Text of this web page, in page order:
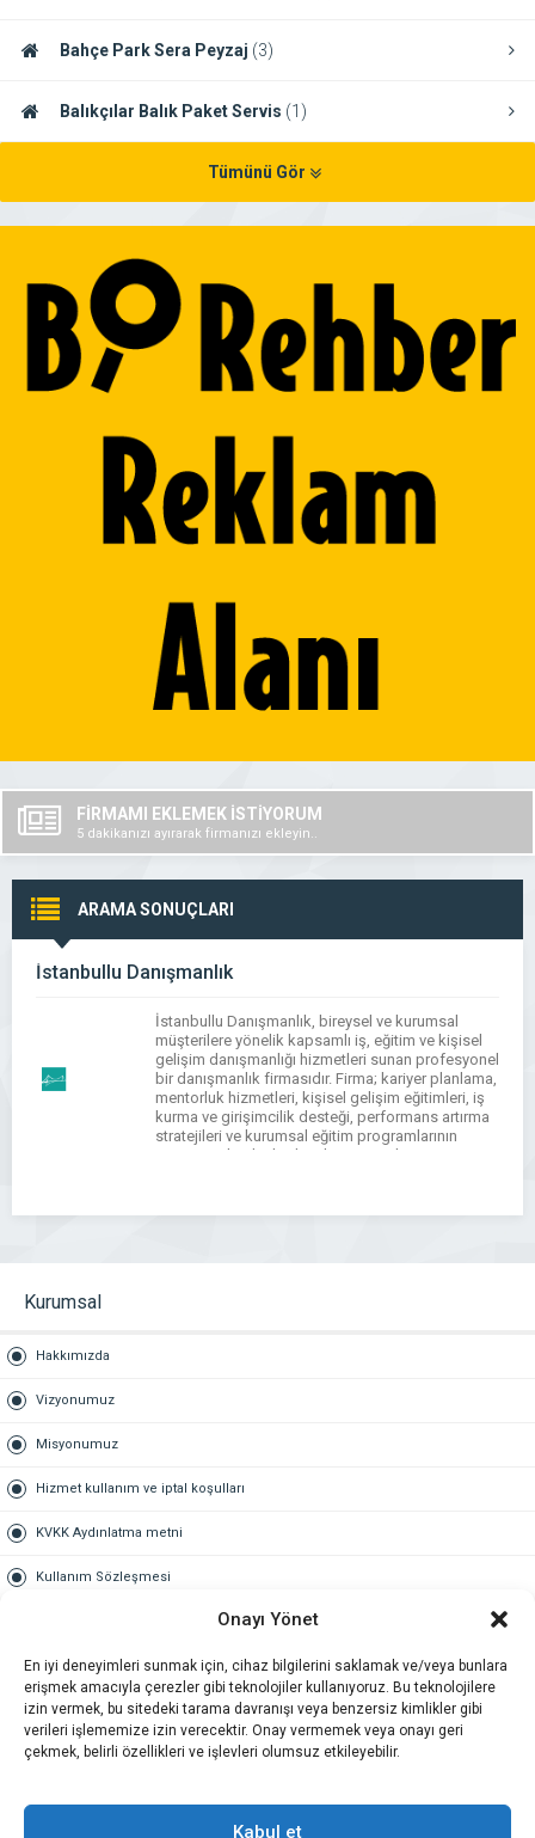
Onayı Yönet
En iyi deneyimleri sunmak için, cihaz bilgilerini saklamak ve/veya bunlara
erişmek amacıyla çerezler gibi teknolojiler kullanıyoruz. Bu teknolojilere
izin vermek, bu sitedeki tarama davranışı veya benzersiz kimlikler gibi
verileri işlememize izin verecektir. Onay vermemek veya onayı geri
çekmek, belirli özellikleri ve işlevleri olumsuz etkileyebilir.
Kabul et
Bahçe Park Sera Peyzaj (3)
Balıkçılar Balık Paket Servis (1)
Tümünü Gör
FİRMAMI EKLEMEK İSTİYORUM
5 dakikanızı ayırarak firmanızı ekleyin..
ARAMA SONUÇLARI
İstanbullu Danışmanlık
İstanbullu Danışmanlık, bireysel ve kurumsal
müşterilere yönelik kapsamlı iş, eğitim ve kişisel
gelişim danışmanlığı hizmetleri sunan profesyonel
bir danışmanlık firmasıdır. Firma; kariyer planlama,
mentorluk hizmetleri, kişisel gelişim eğitimleri, iş
kurma ve girişimcilik desteği, performans artırma
stratejileri ve kurumsal eğitim programlarının
tasarımı gibi alanlarda etkin çözümler üretir.
Kurumsal
Hakkımızda
Vizyonumuz
Misyonumuz
Hizmet kullanım ve iptal koşulları
KVKK Aydınlatma metni
Kullanım Sözleşmesi
Gold üyelik nedir
Kariyer